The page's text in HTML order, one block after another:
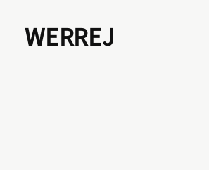
WERREJ